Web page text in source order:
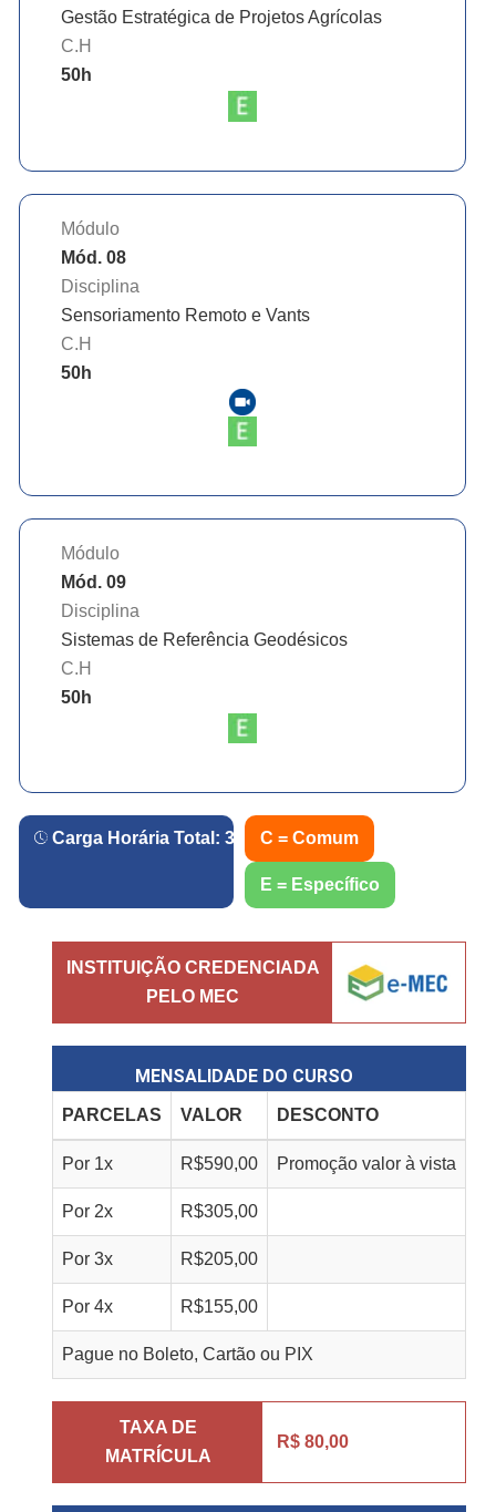
Gestão Estratégica de Projetos Agrícolas
C.H
50h
Módulo
Mód. 08
Disciplina
Sensoriamento Remoto e Vants
C.H
50h
Módulo
Mód. 09
Disciplina
Sistemas de Referência Geodésicos
C.H
50h
Carga Horária Total: 360 h.
C = Comum
E = Específico
INSTITUIÇÃO CREDENCIADA
PELO MEC
MENSALIDADE DO CURSO
PARCELAS VALOR DESCONTO
Por 1x R$590,00 Promoção valor à vista
Por 2x R$305,00
Por 3x R$205,00
Por 4x R$155,00
Pague no Boleto, Cartão ou PIX
TAXA DE
MATRÍCULA
R$ 80,00